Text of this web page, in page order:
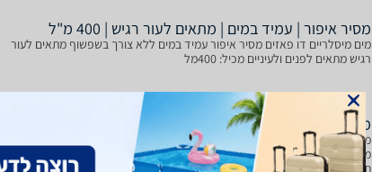
מסיר איפור | עמיד במים | מתאים לעור רגיש | 400 מ"ל
מים מיסלריים דו פאזים מסיר איפור עמיד במים ללא צורך בשפשוף מתאים לעור
רגיש מתאים לפנים ולעיניים מכיל: 400מל
מים מיסלריים דו-פאזיים Garnier Micellar oil in water
מנקה את העור + מרגיע ללא צורך בשטיפה מתאים לפנים, עיניים, שפתיים- ללא
תחושת שמנונית מכיל 400 מל